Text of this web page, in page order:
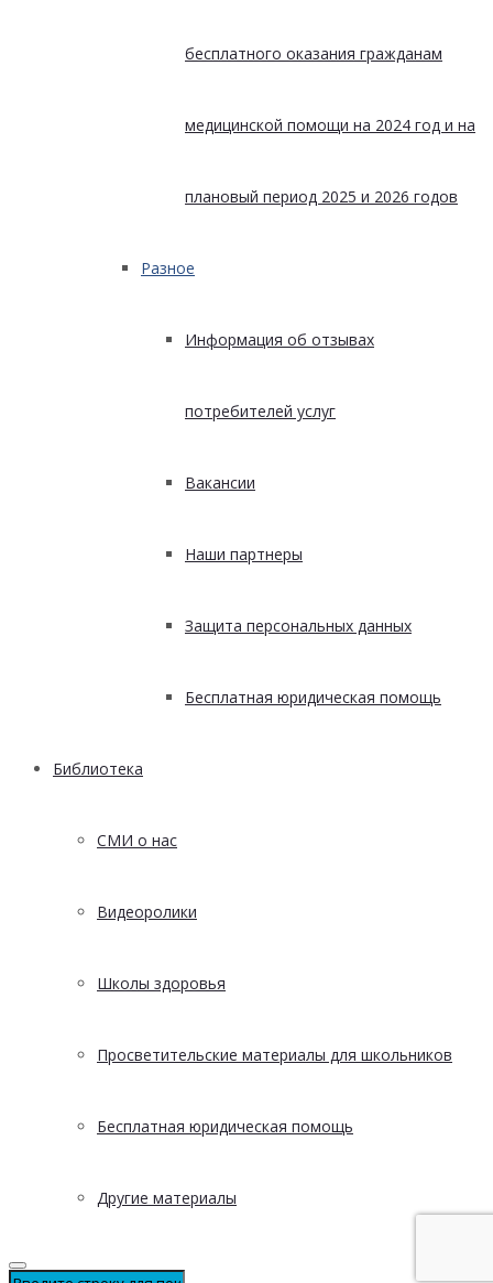
бесплатного оказания гражданам
медицинской помощи на 2024 год и на
плановый период 2025 и 2026 годов
Разное
Информация об отзывах
потребителей услуг
Вакансии
Наши партнеры
Защита персональных данных
Бесплатная юридическая помощь
Библиотека
СМИ о нас
Видеоролики
Школы здоровья
Просветительские материалы для школьников
Бесплатная юридическая помощь
Другие материалы